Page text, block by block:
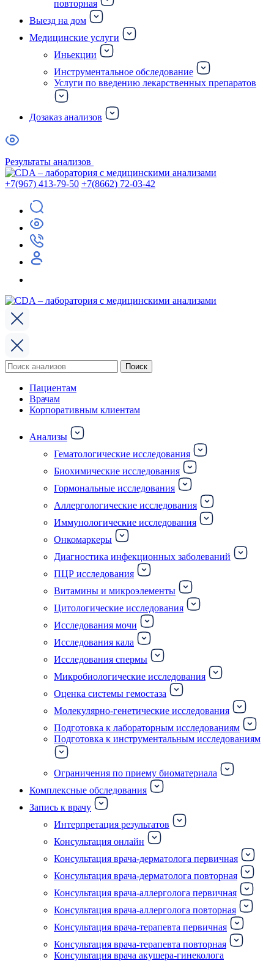
повторная
Выезд на дом
Медицинские услуги
Иньекции
Инструментальное обследование
Услуги по введению лекарственных препаратов
Дозаказ анализов
Результаты анализов
+7(967) 413-79-50 +7(8662) 72-03-42
Поиск
по:
Поиск
Пациентам
Врачам
Корпоративным клиентам
Анализы
Гематологические исследования
Биохимические исследования
Гормональные исследования
Аллергологические исследования
Иммунологические исследования
Онкомаркеры
Диагностика инфекционных заболеваний
ПЦР исследования
Витамины и микроэлементы
Цитологические исследования
Исследования мочи
Исследования кала
Исследования спермы
Микробиологические исследования
Оценка системы гемостаза
Молекулярно-генетические исследования
Подготовка к лабораторным исследованиям
Подготовка к инструментальным исследованиям
Ограничения по приему биоматериала
Комплексные обследования
Запись к врачу
Интерпретация результатов
Консультация онлайн
Консультация врача-дерматолога первичная
Консультация врача-дерматолога повторная
Консультация врача-аллерголога первичная
Консультация врача-аллерголога повторная
Консультация врача-терапевта первичная
Консультация врача-терапевта повторная
Консультация врача акушера-гинеколога